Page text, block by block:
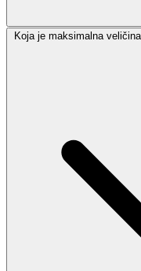
Koja je maksimalna